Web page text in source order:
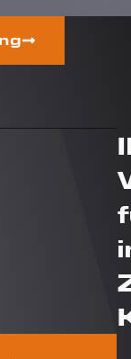
und
Abschied
Honig.